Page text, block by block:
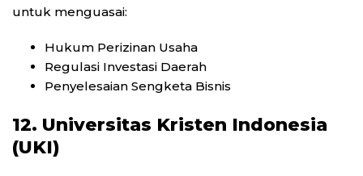
untuk menguasai:
Hukum Perizinan Usaha
Regulasi Investasi Daerah
Penyelesaian Sengketa Bisnis
12. Universitas Kristen Indonesia
(UKI)